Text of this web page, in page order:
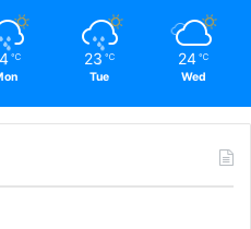
℃ 23 ℃
Tue
24 ℃
Wed